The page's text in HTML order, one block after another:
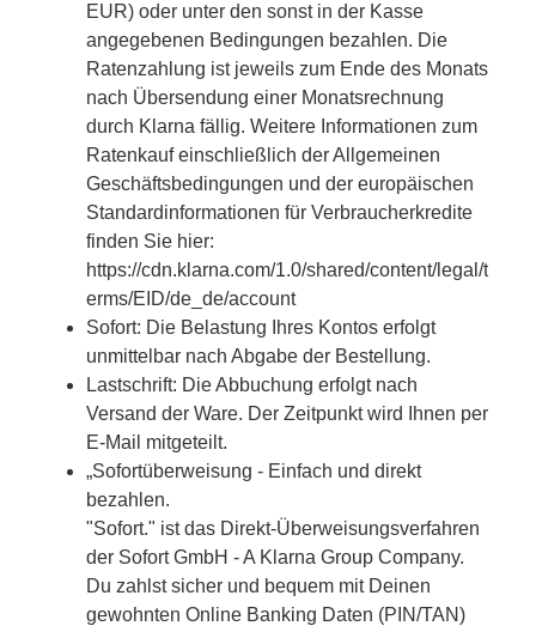
EUR) oder unter den sonst in der Kasse
angegebenen Bedingungen bezahlen. Die
Ratenzahlung ist jeweils zum Ende des Monats
nach Übersendung einer Monatsrechnung
durch Klarna fällig. Weitere Informationen zum
Ratenkauf einschließlich der Allgemeinen
Geschäftsbedingungen und der europäischen
Standardinformationen für Verbraucherkredite
finden Sie hier:
https://cdn.klarna.com/1.0/shared/content/legal/t
erms/EID/de_de/account
Sofort: Die Belastung Ihres Kontos erfolgt
unmittelbar nach Abgabe der Bestellung.
Lastschrift: Die Abbuchung erfolgt nach
Versand der Ware. Der Zeitpunkt wird Ihnen per
E-Mail mitgeteilt.
„Sofortüberweisung - Einfach und direkt
bezahlen.
"Sofort." ist das Direkt-Überweisungsverfahren
der Sofort GmbH - A Klarna Group Company.
Du zahlst sicher und bequem mit Deinen
gewohnten Online Banking Daten (PIN/TAN)